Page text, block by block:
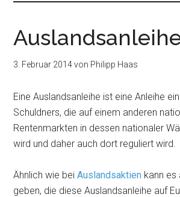
3. Februar 2014von Philipp Haas
Eine Auslandsanleihe ist eine Anleihe
Schuldners, die auf einem anderen
Rentenmarkten in dessen nationaler
wird und daher auch dort reguliert wird.
Ähnlich wie beiAuslandsaktien kann es
geben, die diese Auslandsanleihe auf